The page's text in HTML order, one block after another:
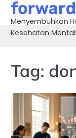
Skip
content
Menyembuhkan
Kesehatan Mental
Tag: